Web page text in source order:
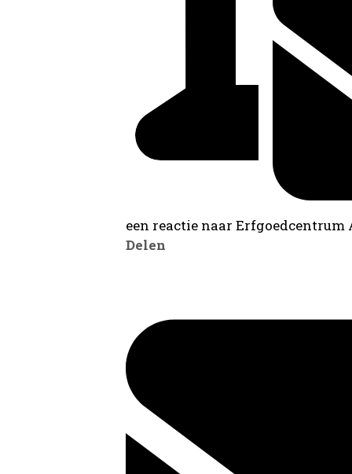
een reactie naar
Delen